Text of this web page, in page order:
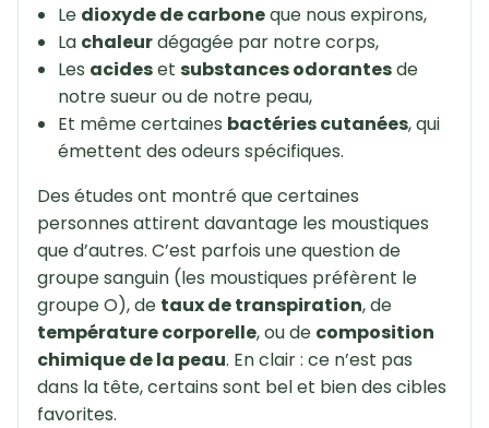
Le dioxyde de carboneque nous expirons,
La chaleurdégagée par notre corps,
Les acideset substances odorantesde
notre sueur ou de notre peau,
Et même certaines bactéries cutanées, qui
émettent des odeurs spécifiques.
Des études ont montré que certaines
personnes attirent davantage les moustiques
que d’autres. C’est parfois une question de
groupe sanguin (les moustiques préfèrent le
groupe O), de taux de transpiration, de
température corporelle, ou de composition
chimique de la peau. En clair : ce n’est pas
dans la tête, certains sont bel et bien des cibles
favorites.